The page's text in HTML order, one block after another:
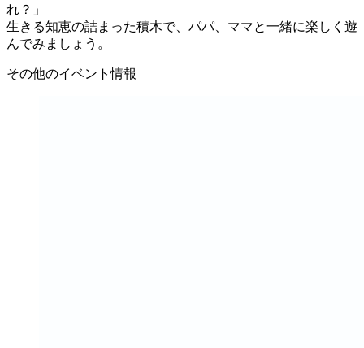
れ？」
生きる知恵の詰まった積木で、パパ、ママと一緒に楽しく遊
んでみましょう。
その他のイベント情報